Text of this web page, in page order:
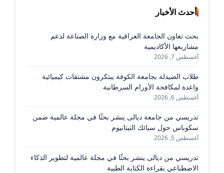
أحدث الأخبار
بحث تعاون الجامعة العراقية مع وزارة الصناعة لدعم
مشاريعها الأكاديمية
أغسطس 7, 2026
طلاب الصيدلة بجامعة الكوفة يبتكرون مشتقات كيميائية
واعدة لمكافحة الأورام السرطانية
أغسطس 6, 2026
تدريسي من جامعة ديالى ينشر بحثًا في مجلة عالمية ضمن
سكوباس حول سبائك التيتانيوم
أغسطس 5, 2026
تدريسي من ديالى ينشر بحثًا في مجلة عالمية لتطوير الذكاء
الاصطناعي بقراءة الكتابة الطبية